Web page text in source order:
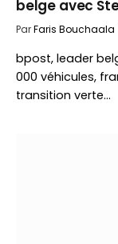
belge avec
ParFaris Bouchaala
bpost, leader
000 véhicules,
transition verte…